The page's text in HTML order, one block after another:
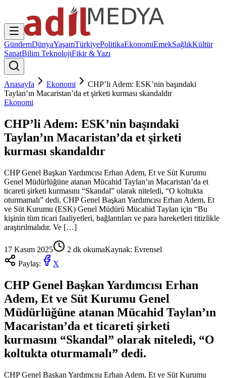
GündemDünyaYaşamTürkiyePolitikaEkonomiEmekSağlıkKültür
SanatBilim TeknolojiFikir & Yazı
Anasayfa Ekonomi
CHP’li Adem: ESK’nin başındaki
Taylan’ın Macaristan’da et şirketi kurması skandaldır
Ekonomi
CHP’li Adem: ESK’nin başındaki
Taylan’ın Macaristan’da et şirketi
kurması skandaldır
CHP Genel Başkan Yardımcısı Erhan Adem, Et ve Süt Kurumu
Genel Müdürlüğüne atanan Mücahid Taylan’ın Macaristan’da et
ticareti şirketi kurmasını “Skandal” olarak niteledi, “O koltukta
oturmamalı” dedi. CHP Genel Başkan Yardımcısı Erhan Adem, Et
ve Süt Kurumu (ESK) Genel Müdürü Mücahid Taylan için “Bu
kişinin tüm ticari faaliyetleri, bağlantıları ve para hareketleri titizlikle
araştırılmalıdır. Ve […]
17 Kasım 2025 2 dk okumaKaynak: Evrensel
Paylaş:
X
CHP Genel Başkan Yardımcısı Erhan
Adem, Et ve Süt Kurumu Genel
Müdürlüğüne atanan Mücahid Taylan’ın
Macaristan’da et ticareti şirketi
kurmasını “Skandal” olarak niteledi, “O
koltukta oturmamalı” dedi.
CHP Genel Başkan Yardımcısı Erhan Adem, Et ve Süt Kurumu